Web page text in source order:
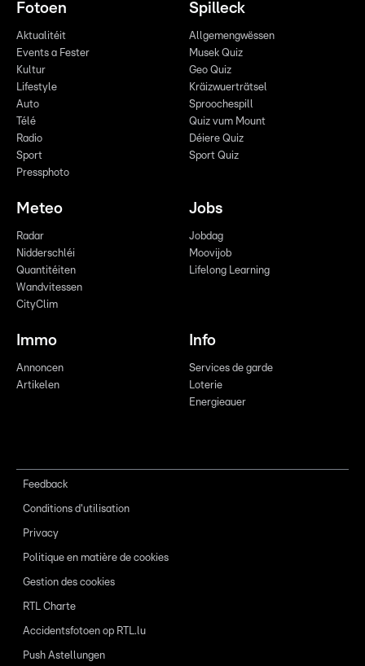
Fotoen
Aktualitéit
Events a Fester
Kultur
Lifestyle
Auto
Télé
Radio
Sport
Pressphoto
Spilleck
Allgemengwëssen
Musek Quiz
Geo Quiz
Kräizwuerträtsel
Sproochespill
Quiz vum Mount
Déiere Quiz
Sport Quiz
Meteo
Radar
Nidderschléi
Quantitéiten
Wandvitessen
CityClim
Jobs
Jobdag
Moovijob
Lifelong Learning
Immo
Annoncen
Artikelen
Info
Services de garde
Loterie
Energieauer
Feedback
Conditions d'utilisation
Privacy
Politique en matière de cookies
Gestion des cookies
RTL Charte
Accidentsfotoen op RTL.lu
Push Astellungen